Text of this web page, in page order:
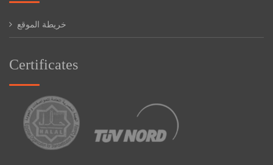
خريطة الموقع
Certificates